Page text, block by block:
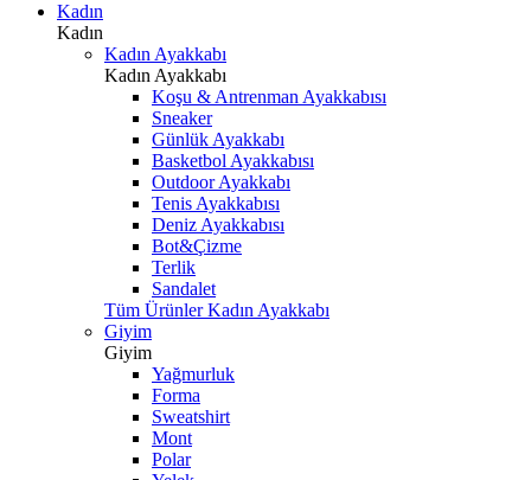
Kadın
Kadın
Kadın Ayakkabı
Kadın Ayakkabı
Koşu & Antrenman Ayakkabısı
Sneaker
Günlük Ayakkabı
Basketbol Ayakkabısı
Outdoor Ayakkabı
Tenis Ayakkabısı
Deniz Ayakkabısı
Bot&Çizme
Terlik
Sandalet
Tüm Ürünler Kadın Ayakkabı
Giyim
Giyim
Yağmurluk
Forma
Sweatshirt
Mont
Polar